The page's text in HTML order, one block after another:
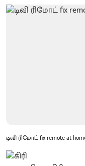
டிவி ரிமோட் fix remote at